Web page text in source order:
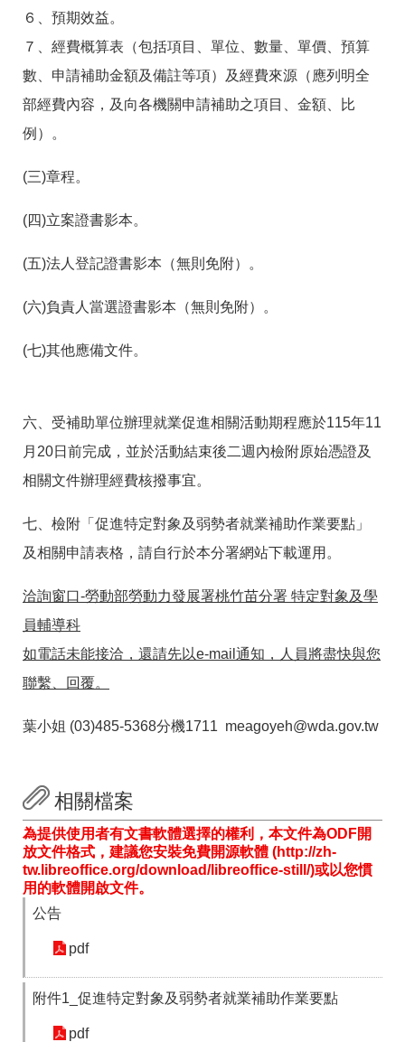
６、預期效益。
７、經費概算表（包括項目、單位、數量、單價、預算
數、申請補助金額及備註等項）及經費來源（應列明全
部經費內容，及向各機關申請補助之項目、金額、比
例）。
(三)章程。
(四)立案證書影本。
(五)法人登記證書影本（無則免附）。
(六)負責人當選證書影本（無則免附）。
(七)其他應備文件。
六、受補助單位辦理就業促進相關活動期程應於115年11
月20日前完成，並於活動結束後二週內檢附原始憑證及
相關文件辦理經費核撥事宜。
七、檢附「促進特定對象及弱勢者就業補助作業要點」
及相關申請表格，請自行於本分署網站下載運用。
洽詢窗口-勞動部勞動力發展署桃竹苗分署 特定對象及學
員輔導科
如電話未能接洽，還請先以e-mail通知，人員將盡快與您
聯繫、回覆。
葉小姐 (03)485-5368分機1711 meagoyeh@wda.gov.tw
相關檔案
為提供使用者有文書軟體選擇的權利，本文件為ODF開
放文件格式，建議您安裝免費開源軟體 (http://zh-
tw.libreoffice.org/download/libreoffice-still/)或以您慣
用的軟體開啟文件。
公告
pdf
附件1_促進特定對象及弱勢者就業補助作業要點
pdf